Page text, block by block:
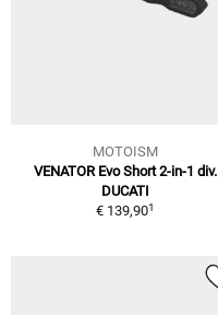
MOTOISM
VENATOR Evo Short 2-in-1 div.
DUCATI
€ 139,901